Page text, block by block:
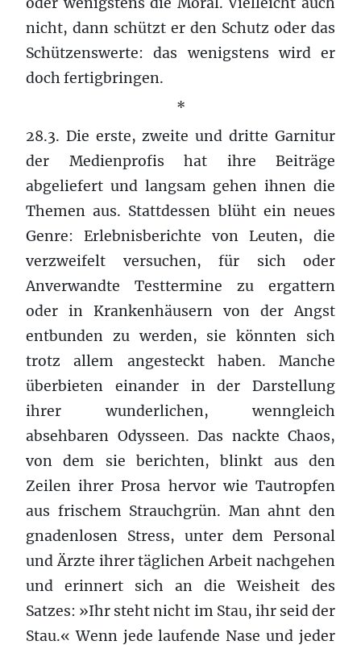
nicht, dann schützt er den Schutz oder das
Schützenswerte: das wenigstens wird er
doch fertigbringen.
*
28.3. Die erste, zweite und dritte Garnitur
der Medienprofis hat ihre Beiträge
abgeliefert und langsam gehen ihnen die
Themen aus. Stattdessen blüht ein neues
Genre: Erlebnisberichte von Leuten, die
verzweifelt versuchen, für sich oder
Anverwandte Testtermine zu ergattern
oder in Krankenhäusern von der Angst
entbunden zu werden, sie könnten sich
trotz allem angesteckt haben. Manche
überbieten einander in der Darstellung
ihrer wunderlichen, wenngleich
absehbaren Odysseen. Das nackte Chaos,
von dem sie berichten, blinkt aus den
Zeilen ihrer Prosa hervor wie Tautropfen
aus frischem Strauchgrün. Man ahnt den
gnadenlosen Stress, unter dem Personal
und Ärzte ihrer täglichen Arbeit nachgehen
und erinnert sich an die Weisheit des
Satzes: »Ihr steht nicht im Stau, ihr seid der
Stau.« Wenn jede laufende Nase und jeder